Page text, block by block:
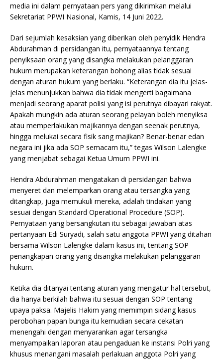
media ini dalam pernyataan pers yang dikirimkan melalui
Sekretariat PPWI Nasional, Kamis, 14 Juni 2022.
Dari sejumlah kesaksian yang diberikan oleh penyidik Hendra
Abdurahman di persidangan itu, pernyataannya tentang
penyiksaan orang yang disangka melakukan pelanggaran
hukum merupakan keterangan bohong alias tidak sesuai
dengan aturan hukum yang berlaku. “Keterangan dia itu jelas-
jelas menunjukkan bahwa dia tidak mengerti bagaimana
menjadi seorang aparat polisi yang isi perutnya dibayari rakyat.
Apakah mungkin ada aturan seorang pelayan boleh menyiksa
atau memperlakukan majikannya dengan seenak perutnya,
hingga melukai secara fisik sang majikan? Benar-benar edan
negara ini jika ada SOP semacam itu,” tegas Wilson Lalengke
yang menjabat sebagai Ketua Umum PPWI ini.
Hendra Abdurahman mengatakan di persidangan bahwa
menyeret dan melemparkan orang atau tersangka yang
ditangkap, juga memukuli mereka, adalah tindakan yang
sesuai dengan Standard Operational Procedure (SOP).
Pernyataan yang bersangkutan itu sebagai jawaban atas
pertanyaan Edi Suryadi, salah satu anggota PPWI yang ditahan
bersama Wilson Lalengke dalam kasus ini, tentang SOP
penangkapan orang yang disangka melakukan pelanggaran
hukum.
Ketika dia ditanyai tentang aturan yang mengatur hal tersebut,
dia hanya berkilah bahwa itu sesuai dengan SOP tentang
upaya paksa. Majelis Hakim yang memimpin sidang kasus
perobohan papan bunga itu kemudian secara cekatan
menengahi dengan menyarankan agar tersangka
menyampaikan laporan atau pengaduan ke instansi Polri yang
khusus menangani masalah perlakuan anggota Polri yang